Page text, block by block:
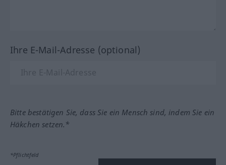
Ihre E-Mail-Adresse (optional)
Bitte bestätigen Sie, dass Sie ein Mensch sind, indem Sie ein
Häkchen setzen.*
*Pflichtfeld